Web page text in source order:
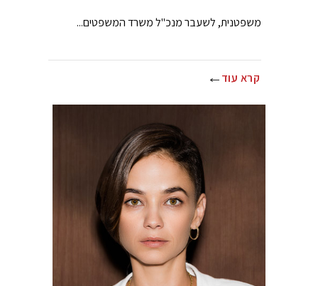
משפטנית, לשעבר מנכ"ל משרד המשפטים...
קרא עוד